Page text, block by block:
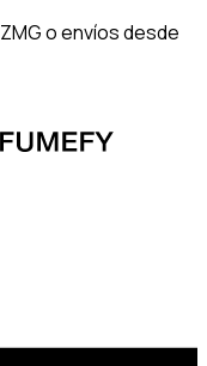
o envíos desde